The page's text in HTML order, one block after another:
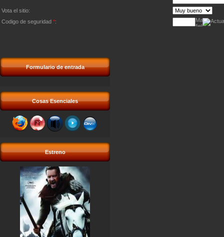
Vota el sitio:
Codigo de seguridad *:
Formulario de entrada
Cosas Esenciales
Estreno